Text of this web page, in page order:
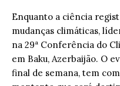
Enquanto a ciência
mudanças climáticas,
na 29ª Conferência do
em Baku, Azerbaijão. O
final de semana, tem